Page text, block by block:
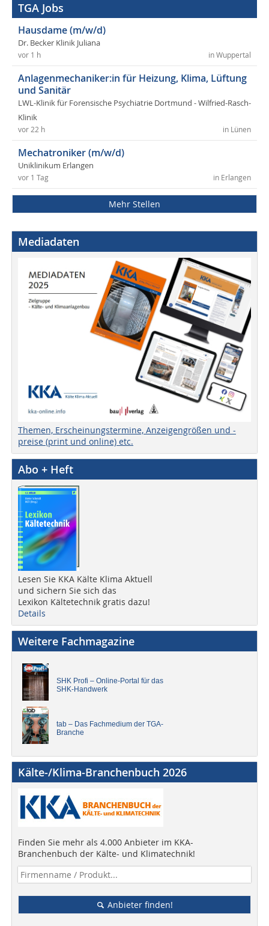
TGA Jobs
Hausdame (m/w/d)
Dr. Becker Klinik Juliana
in Wuppertal
vor 1 h
Anlagenmechaniker:in für Heizung, Klima, Lüftung
und Sanitär
LWL-Klinik für Forensische Psychiatrie Dortmund - Wilfried-Rasch-
Klinik
in Lünen
vor 22 h
Mechatroniker (m/w/d)
Uniklinikum Erlangen
in Erlangen
vor 1 Tag
Mehr Stellen
Mediadaten
Themen, Erscheinungstermine, Anzeigengrößen und -
preise (print und online) etc.
Abo + Heft
Lesen Sie KKA Kälte Klima Aktuell
und sichern Sie sich das
Lexikon Kältetechnik gratis dazu!
Details
Weitere Fachmagazine
SHK Profi – Online-Portal für das
SHK-Handwerk
tab – Das Fachmedium der TGA-
Branche
Kälte-/Klima-Branchenbuch 2026
Finden Sie mehr als 4.000 Anbieter im KKA-
Branchenbuch der Kälte- und Klimatechnik!
Anbieter finden!